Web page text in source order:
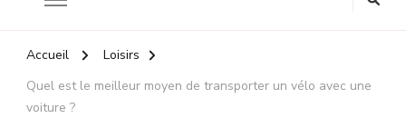
Accueil
Loisirs
Quel est le meilleur moyen de transporter un vélo avec une
voiture ?